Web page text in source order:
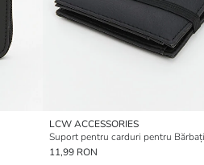
LCW ACCESSORIES
11,99 RON